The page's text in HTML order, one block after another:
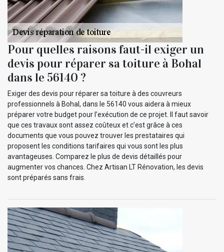
Pour quelles raisons faut-il exiger un
devis pour réparer sa toiture à Bohal
dans le 56140 ?
Exiger des devis pour réparer sa toiture à des couvreurs
professionnels à Bohal, dans le 56140 vous aidera à mieux
préparer votre budget pour l’exécution de ce projet. Il faut savoir
que ces travaux sont assez coûteux et c’est grâce à ces
documents que vous pouvez trouver les prestataires qui
proposent les conditions tarifaires qui vous sont les plus
avantageuses. Comparez le plus de devis détaillés pour
augmenter vos chances. Chez Artisan LT Rénovation, les devis
sont préparés sans frais.